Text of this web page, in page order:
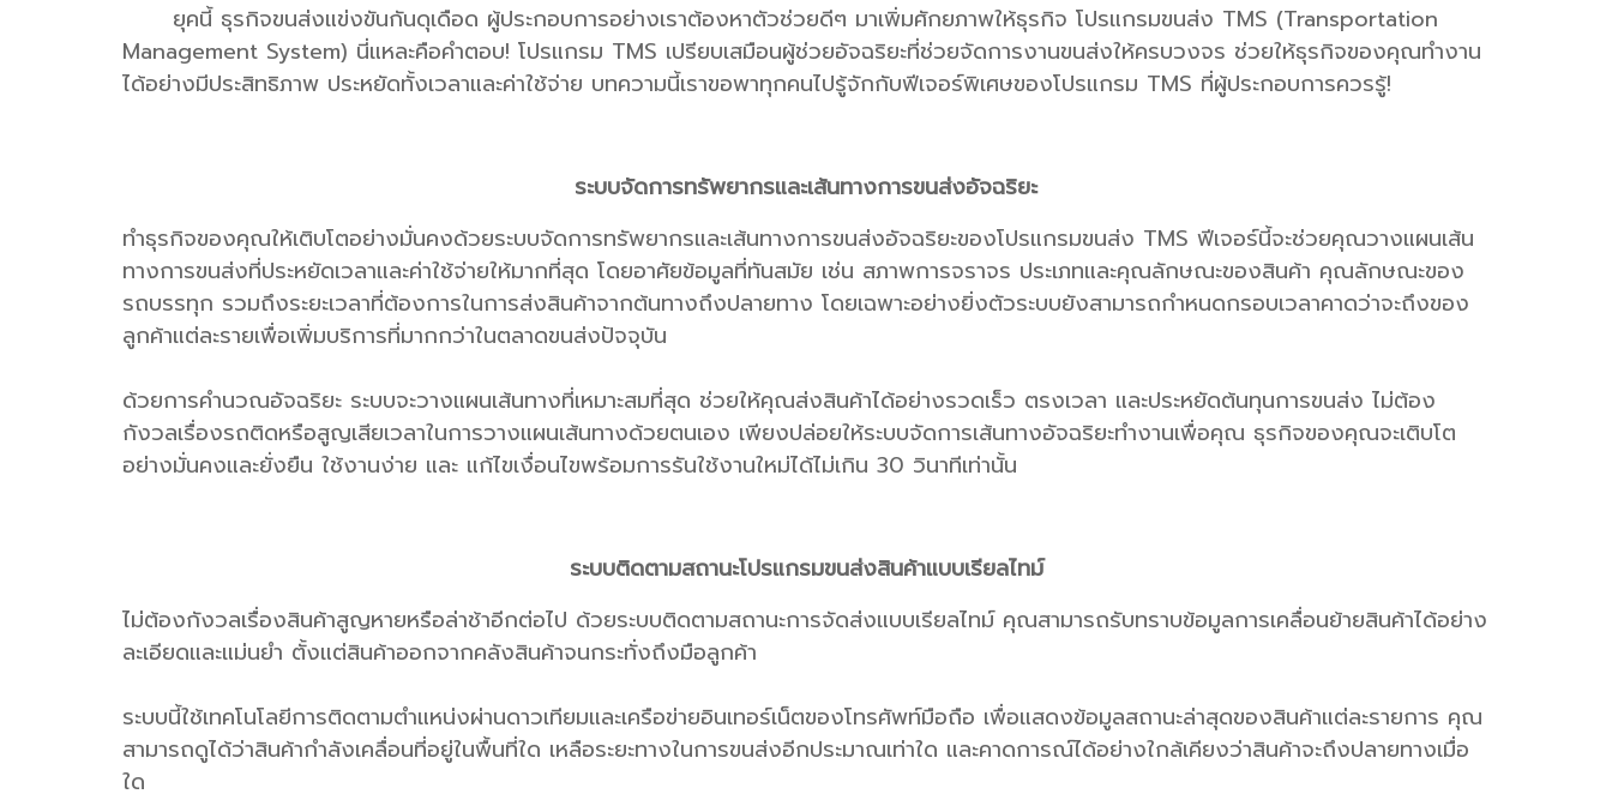
ยุคนี้ ธุรกิจขนส่งแข่งขันกันดุเดือด ผู้ประกอบการอย่างเราต้องหาตัวช่วยดีๆ มาเพิ่มศักยภาพให้ธุรกิจ โปรแกรมขนส่ง TMS (Transportation
Management System) นี่แหละคือคำตอบ! โปรแกรม TMS เปรียบเสมือนผู้ช่วยอัจฉริยะที่ช่วยจัดการงานขนส่งให้ครบวงจร ช่วยให้ธุรกิจของคุณทำงาน
ได้อย่างมีประสิทธิภาพ ประหยัดทั้งเวลาและค่าใช้จ่าย บทความนี้เราขอพาทุกคนไปรู้จักกับฟีเจอร์พิเศษของโปรแกรม TMS ที่ผู้ประกอบการควรรู้!
ระบบจัดการทรัพยากรและเส้นทางการขนส่งอัจฉริยะ
ทำธุรกิจของคุณให้เติบโตอย่างมั่นคงด้วยระบบจัดการทรัพยากรและเส้นทางการขนส่งอัจฉริยะของโปรแกรมขนส่ง TMS ฟีเจอร์นี้จะช่วยคุณวางแผนเส้น
ทางการขนส่งที่ประหยัดเวลาและค่าใช้จ่ายให้มากที่สุด โดยอาศัยข้อมูลที่ทันสมัย เช่น สภาพการจราจร ประเภทและคุณลักษณะของสินค้า คุณลักษณะของ
รถบรรทุก รวมถึงระยะเวลาที่ต้องการในการส่งสินค้าจากต้นทางถึงปลายทาง โดยเฉพาะอย่างยิ่งตัวระบบยังสามารถกำหนดกรอบเวลาคาดว่าจะถึงของ
ลูกค้าแต่ละรายเพื่อเพิ่มบริการที่มากกว่าในตลาดขนส่งปัจจุบัน
ด้วยการคำนวณอัจฉริยะ ระบบจะวางแผนเส้นทางที่เหมาะสมที่สุด ช่วยให้คุณส่งสินค้าได้อย่างรวดเร็ว ตรงเวลา และประหยัดต้นทุนการขนส่ง ไม่ต้อง
กังวลเรื่องรถติดหรือสูญเสียเวลาในการวางแผนเส้นทางด้วยตนเอง เพียงปล่อยให้ระบบจัดการเส้นทางอัจฉริยะทำงานเพื่อคุณ ธุรกิจของคุณจะเติบโต
อย่างมั่นคงและยั่งยืน ใช้งานง่าย และ แก้ไขเงื่อนไขพร้อมการรันใช้งานใหม่ได้ไม่เกิน 30 วินาทีเท่านั้น
ระบบติดตามสถานะโปรแกรมขนส่งสินค้าแบบเรียลไทม์
ไม่ต้องกังวลเรื่องสินค้าสูญหายหรือล่าช้าอีกต่อไป ด้วยระบบติดตามสถานะการจัดส่งแบบเรียลไทม์ คุณสามารถรับทราบข้อมูลการเคลื่อนย้ายสินค้าได้อย่าง
ละเอียดและแม่นยำ ตั้งแต่สินค้าออกจากคลังสินค้าจนกระทั่งถึงมือลูกค้า
ระบบนี้ใช้เทคโนโลยีการติดตามตำแหน่งผ่านดาวเทียมและเครือข่ายอินเทอร์เน็ตของโทรศัพท์มือถือ เพื่อแสดงข้อมูลสถานะล่าสุดของสินค้าแต่ละรายการ คุณ
สามารถดูได้ว่าสินค้ากำลังเคลื่อนที่อยู่ในพื้นที่ใด เหลือระยะทางในการขนส่งอีกประมาณเท่าใด และคาดการณ์ได้อย่างใกล้เคียงว่าสินค้าจะถึงปลายทางเมื่อ
ใด